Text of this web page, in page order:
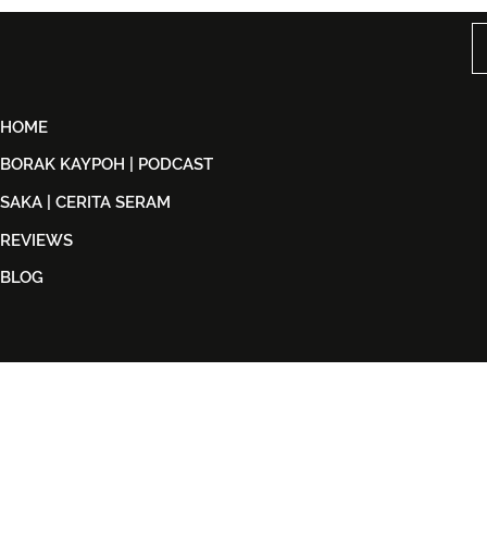
Suwito
HOME
BORAK KAYPOH | PODCAST
SAKA | CERITA SERAM
REVIEWS
BLOG